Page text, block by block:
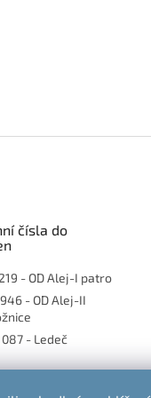
čísla do
- OD Alej-I patro
- OD Alej-II
- Ledeč